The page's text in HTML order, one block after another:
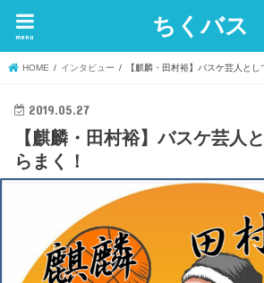
ちくバス
menu
HOME インタビュー 【麒麟・田村裕】バスケ芸人とし
2019.05.27
【麒麟・田村裕】バスケ芸人
らまく！